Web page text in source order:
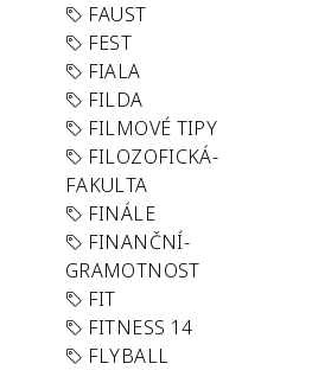
FAUST
FEST
FIALA
FILDA
FILMOVÉ TIPY
FILOZOFICKÁ-
FAKULTA
FINÁLE
FINANČNÍ-
GRAMOTNOST
FIT
FITNESS 14
FLYBALL